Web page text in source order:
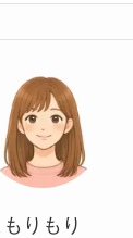
もりもり